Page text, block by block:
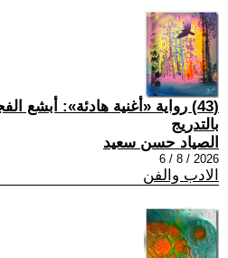
(43) رواية «أغنية هادئة»: أبشع
بالتدريج
الصياد حسن سعيد
2026 / 8 / 6
الادب والفن